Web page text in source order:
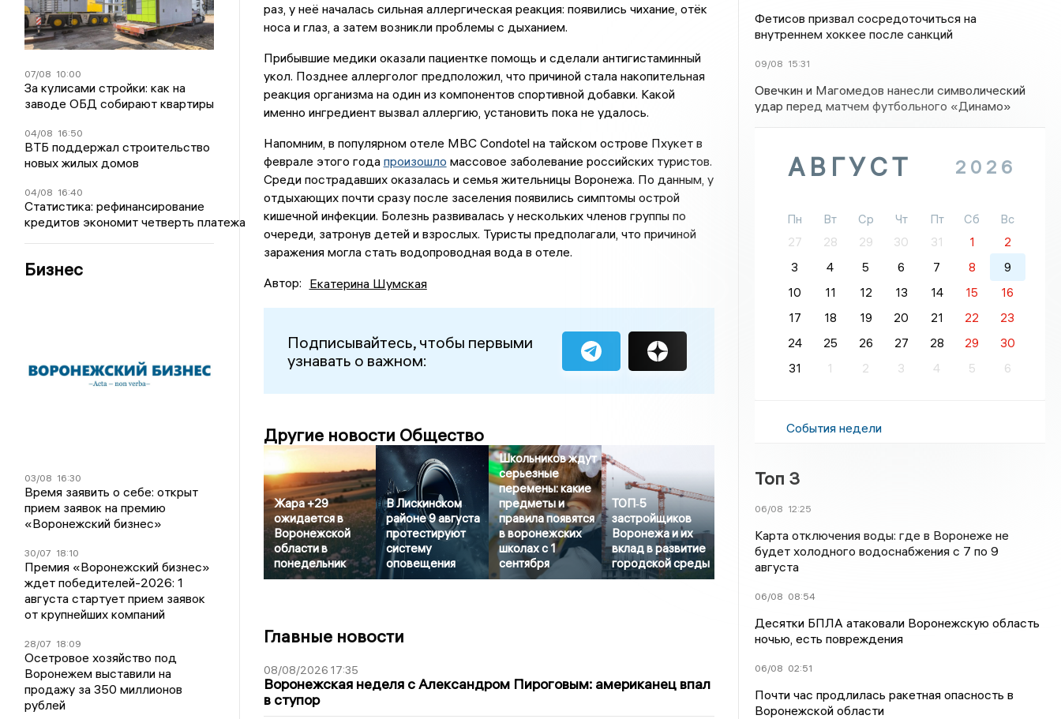
07/08 10:00
За кулисами стройки: как на
заводе ОБД собирают квартиры
04/08 16:50
ВТБ поддержал строительство
новых жилых домов
04/08 16:40
Статистика: рефинансирование
кредитов экономит четверть платежа
Бизнес
03/08 16:30
Время заявить о себе: открыт
прием заявок на премию
«Воронежский бизнес»
30/07 18:10
Премия «Воронежский бизнес»
ждет победителей-2026: 1
августа стартует прием заявок
от крупнейших компаний
28/07 18:09
Осетровое хозяйство под
Воронежем выставили на
продажу за 350 миллионов
рублей
раз, у неё началась сильная аллергическая реакция: появились чихание, отёк
носа и глаз, а затем возникли проблемы с дыханием.
Прибывшие медики оказали пациентке помощь и сделали антигистаминный
укол. Позднее аллерголог предположил, что причиной стала накопительная
реакция организма на один из компонентов спортивной добавки. Какой
именно ингредиент вызвал аллергию, установить пока не удалось.
Напомним, в популярном отеле MBC Condotel на тайском острове Пхукет в
феврале этого года произошло массовое заболевание российских туристов.
Среди пострадавших оказалась и семья жительницы Воронежа. По данным, у
отдыхающих почти сразу после заселения появились симптомы острой
кишечной инфекции. Болезнь развивалась у нескольких членов группы по
очереди, затронув детей и взрослых. Туристы предполагали, что причиной
заражения могла стать водопроводная вода в отеле.
Автор: Екатерина Шумская
Подписывайтесь, чтобы первыми
узнавать о важном:
Другие новости Общество
Жара +29
ожидается в
Воронежской
области в
понедельник
В Лискинском
районе 9 августа
протестируют
систему
оповещения
Школьников ждут
серьезные
перемены: какие
предметы и
правила появятся
в воронежских
школах с 1
сентября
ТОП‑5
застройщиков
Воронежа и их
вклад в развитие
городской среды
Главные новости
08/08/2026 17:35
Воронежская неделя с Александром Пироговым: американец впал
в ступор
Фетисов призвал сосредоточиться на
внутреннем хоккее после санкций
09/08 15:31
Овечкин и Магомедов нанесли символический
удар перед матчем футбольного «Динамо»
АВГУСТ 2026
Пн Вт Ср Чт Пт Сб
Вс
27
28 29 30 31 1
2
3
4 5 6 7 8
9
10
11 12 13 14 15
16
17
18 19 20 21 22
23
24
25 26 27 28 29
30
31
1 2 3 4 5 6
События недели
Топ 3
06/08 12:25
Карта отключения воды: где в Воронеже не
будет холодного водоснабжения с 7 по 9
августа
06/08 08:54
Десятки БПЛА атаковали Воронежскую область
ночью, есть повреждения
06/08 02:51
Почти час продлилась ракетная опасность в
Воронежской области